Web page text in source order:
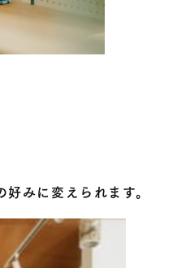
みに変えられます。